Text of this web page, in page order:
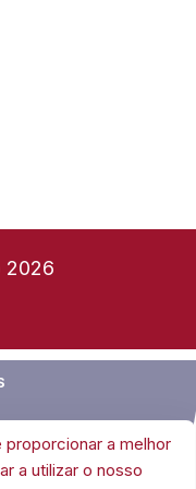
2026
VENDA
proporcionar a melhor
a utilizar o nosso